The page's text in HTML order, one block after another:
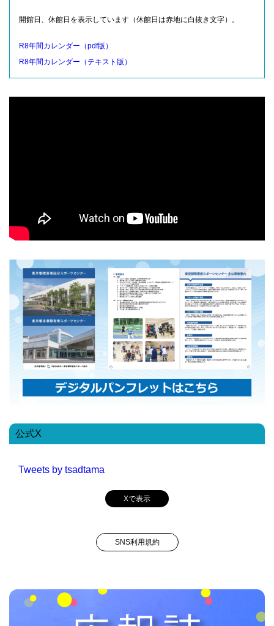
開館日、休館日を表示しています（休館日は赤地に白抜き文字）。
R8年間カレンダー（pdf版）
R8年間カレンダー（テキスト版）
公式X
Tweets by tsadtama
Xで表示
SNS利用規約